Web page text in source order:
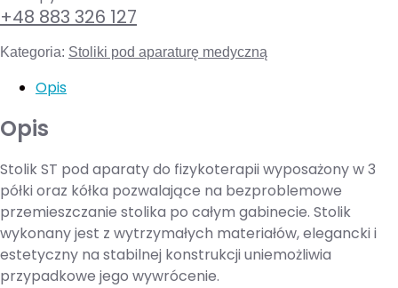
+48 883 326 127
Kategoria: Stoliki pod aparaturę medyczną
Opis
Opis
Stolik ST pod aparaty do fizykoterapii wyposażony w 3
półki oraz kółka pozwalające na bezproblemowe
przemieszczanie stolika po całym gabinecie. Stolik
wykonany jest z wytrzymałych materiałów, elegancki i
estetyczny na stabilnej konstrukcji uniemożliwia
przypadkowe jego wywrócenie.